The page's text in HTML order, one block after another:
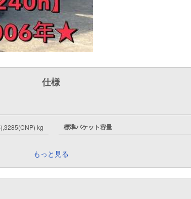
仕様
kg 標準バケット容量
もっと見る